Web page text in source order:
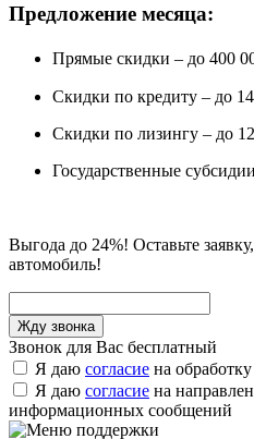
Предложение месяца:
Прямые скидки – до 400
Скидки по кредиту – до
Скидки по лизингу – до
Государственные субсидии
Выгода до 24%! Оставьте
автомобиль!
Звонок для Вас бесплатный
Я даю согласие на
Я даю согласие на
информационных сообщений